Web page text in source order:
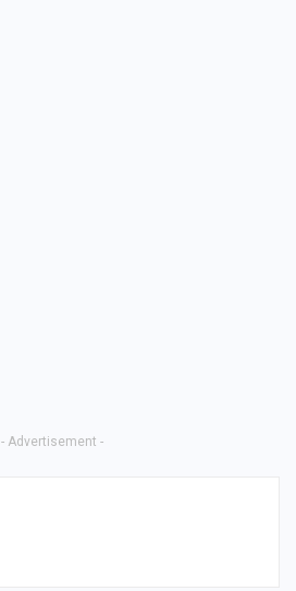
- Advertisement -